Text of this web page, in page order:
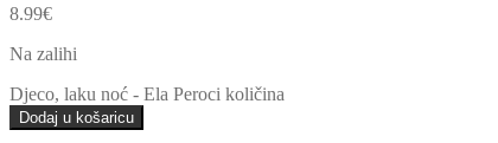
8.99€
Na zalihi
Djeco, laku noć - Ela Peroci količina
Dodaj u košaricu